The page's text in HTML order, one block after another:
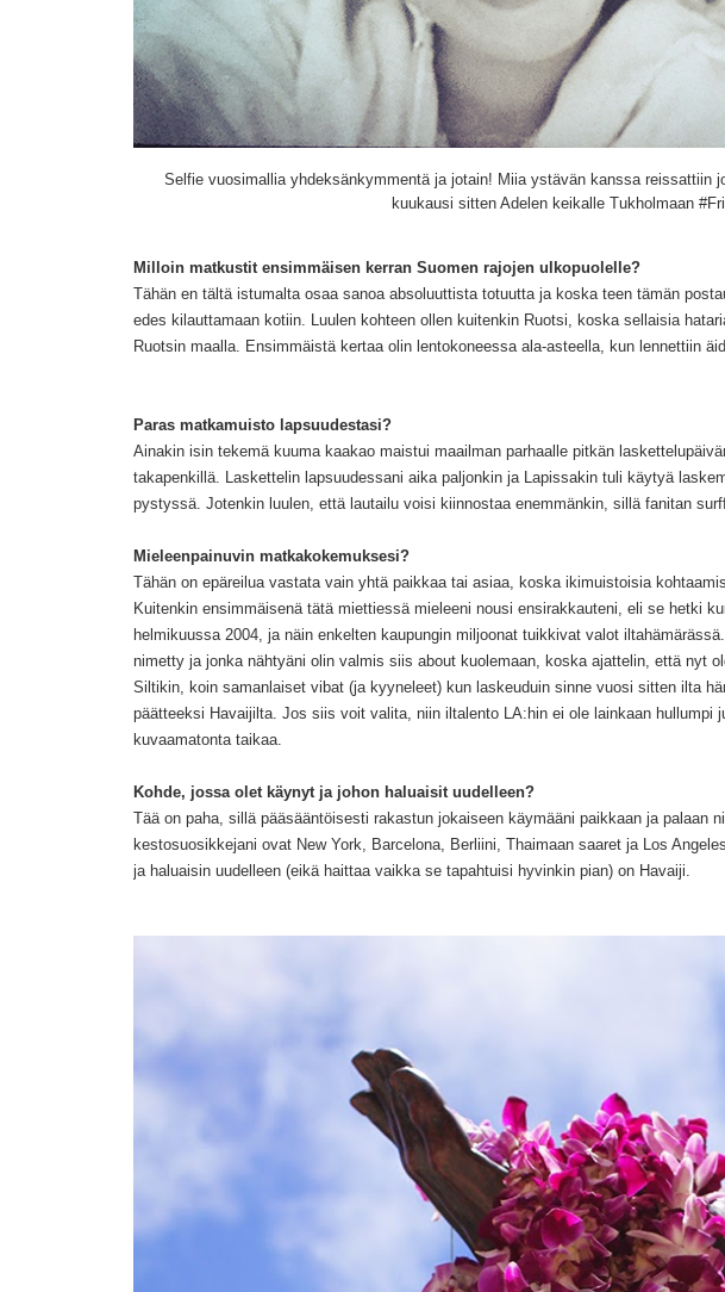
Selfie vuosimallia yhdeksänkymmentä ja jotain! Miia ystävän kanssa reissattiin
kuukausi sitten Adelen keikalle Tukholmaan
Milloin matkustit ensimmäisen kerran Suomen rajojen ulkopuolelle?
Tähän en tältä istumalta osaa sanoa absoluuttista totuutta ja koska teen tämän
edes kilauttamaan kotiin. Luulen kohteen ollen kuitenkin Ruotsi, koska sellaisia hat
Ruotsin maalla . Ensimmäistä kertaa olin lentokoneessa ala-asteella , kun lennettiin
Paras matkamuisto lapsuudestasi?
Ainakin isin tekemä kuuma kaakao maistui maailman parhaalle pitkän laskette
takapenkillä . Laskettelin lapsuudessani aika paljonkin ja Lapissakin tuli käytyä
pystyssä. Jotenkin luulen, että lautailu voisi kiinnostaa enemmänkin , sillä fanitan
Mieleenpainuvin matkakokemuksesi?
Tähän on epäreilua vastata vain yhtä paikkaa tai asiaa, koska ikimuistoisia
Kuitenkin ensimmäisenä tätä miettiessä mieleeni nousi ensirakkauteni, eli se hetki
helmikuussa 2004, ja näin enkelten kaupungin miljoonat tuikkivat valot iltahämärässä.
nimetty ja jonka nähtyäni olin valmis siis about kuolemaan, koska ajattelin, että nyt
Siltikin, koin samanlaiset vibat (ja kyyneleet) kun laskeuduin sinne vuosi sitten ilta
päätteeksi Havaijilta . Jos siis voit valita, niin iltalento LA:hin ei ole lainkaan hullumpi
kuvaamatonta taikaa.
Kohde, jossa olet käynyt ja johon haluaisit uudelleen?
Tää on paha, sillä pääsääntöisesti rakastun jokaiseen käymääni paikkaan ja palaan
kestosuosikkejani ovat New York, Barcelona, Berliini, Thaimaan saaret ja Los
ja haluaisin uudelleen (eikä haittaa vaikka se tapahtuisi hyvinkin pian) on Havaiji.